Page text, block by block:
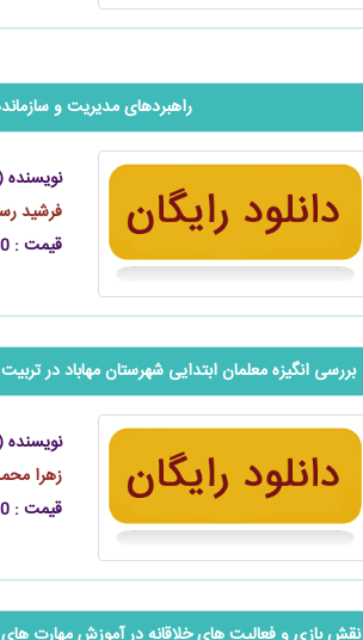
راهبردهای مدیریت و
نویسنده
فرشید
قیمت : 20.000 ریال
بررسی انگیزه معلمان ابتدایی شهرستان مهاباد در تربیت
نویسنده
زهرا
قیمت : 20.000 ریال